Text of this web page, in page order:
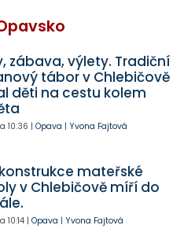
zábava, výlety. Tradiční
tábor v Chlebičově
děti na cestu kolem
10:36 | Opava | Yvona Fajtová
mateřské
v Chlebičově míří do
10:14| Opava | Yvona Fajtová